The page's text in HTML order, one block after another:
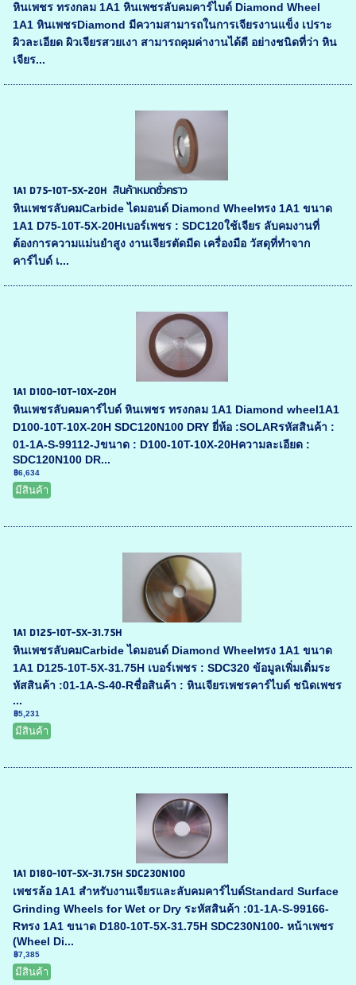
หินเพชร ทรงกลม 1A1 หินเพชรลับคมคาร์ไบด์ Diamond Wheel
1A1 หินเพชรDiamond มีความสามารถในการเจียรงานแข็ง เปราะ
ผิวละเอียด ผิวเจียรสวยเงา สามารถคุมค่างานได้ดี อย่างชนิดที่ว่า หิน
เจียร...
1A1 D75-10T-5X-20H สินค้าหมดชั่วคราว
หินเพชรลับคมCarbide ไดมอนด์ Diamond Wheelทรง 1A1 ขนาด
1A1 D75-10T-5X-20Hเบอร์เพชร : SDC120ใช้เจียร ลับคมงานที่
ต้องการความแม่นยำสูง งานเจียรตัดมีด เครื่องมือ วัสดุที่ทำจาก
คาร์ไบด์ เ...
1A1 D100-10T-10X-20H
หินเพชรลับคมคาร์ไบด์ หินเพชร ทรงกลม 1A1 Diamond wheel1A1
D100-10T-10X-20H SDC120N100 DRY ยี่ห้อ :SOLARรหัสสินค้า :
01-1A-S-99112-Jขนาด : D100-10T-10X-20Hความละเอียด :
SDC120N100 DR...
฿6,634
มีสินค้า
1A1 D125-10T-5X-31.75H
หินเพชรลับคมCarbide ไดมอนด์ Diamond Wheelทรง 1A1 ขนาด
1A1 D125-10T-5X-31.75H เบอร์เพชร : SDC320 ข้อมูลเพิ่มเติ่มระ
หัสสินค้า :01-1A-S-40-Rชื่อสินค้า : หินเจียรเพชรคาร์ไบด์ ชนิดเพชร
...
฿5,231
มีสินค้า
1A1 D180-10T-5X-31.75H SDC230N100
เพชรล้อ 1A1 สำหรับงานเจียรและลับคมคาร์ไบด์Standard Surface
Grinding Wheels for Wet or Dry ระหัสสินค้า :01-1A-S-99166-
Rทรง 1A1 ขนาด D180-10T-5X-31.75H SDC230N100- หน้าเพชร
(Wheel Di...
฿7,385
มีสินค้า